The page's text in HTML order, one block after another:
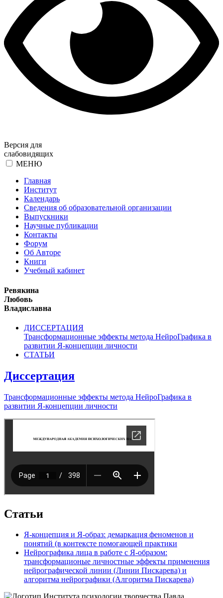
Версия для
слабовидящих
МЕНЮ
Главная
Институт
Календарь
Сведения об образовательной организации
Выпускники
Научные публикации
Контакты
Форум
Об Авторе
Книги
Учебный кабинет
Ревякина
Любовь
Владиславна
ДИССЕРТАЦИЯ
Трансформационные эффекты метода НейроГрафика в
развитии Я-концепции личности
СТАТЬИ
Диссертация
Трансформационные эффекты метода НейроГрафика в
развитии Я-концепции личности
Статьи
Я-концепция и Я-образ: демаркация феноменов и
понятий (в контексте помогающей практики
Нейрографика лица в работе с Я-образом:
трансформационые личностные эффекты применения
нейрографической линии (Линии Пискарева) и
алгоритма нейрографики (Алгоритма Пискарева)